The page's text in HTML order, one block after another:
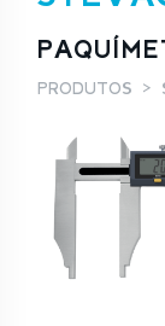
PRODUTOS